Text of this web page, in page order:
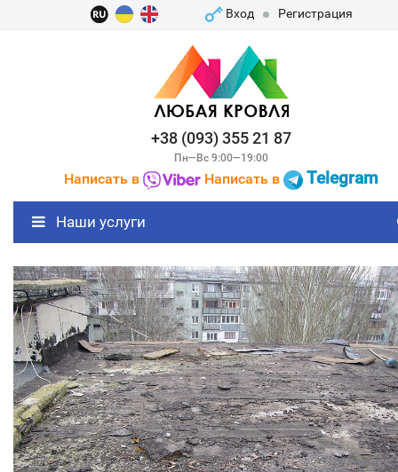
Вход Регистрация
+38 (093) 355 21 87
Пн—Вс 9:00—19:00
Написать в Написать в Telegram
Наши услуги